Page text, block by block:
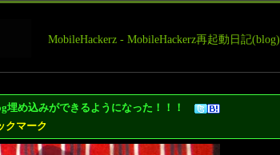
MobileHackerz - MobileHackerz再起動日記(blog)
埋め込みができるようになった！！！